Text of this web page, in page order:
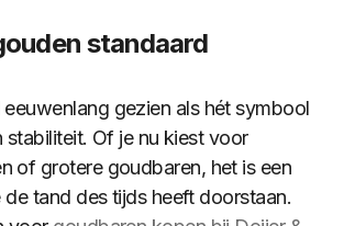
standaard
gezien als hét symbool
stabiliteit. Of je nu kiest voor
of grotere goudbaren, het is een
de tand des tijds heeft doorstaan.